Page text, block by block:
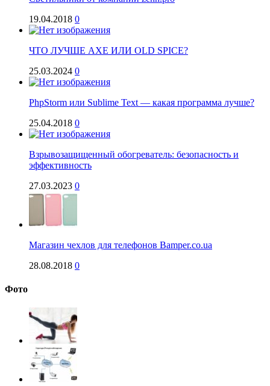
19.04.2018 0
ЧТО ЛУЧШЕ AXE ИЛИ OLD SPICE?
25.03.2024 0
PhpStorm или Sublime Text — какая программа лучше?
25.04.2018 0
Взрывозащищенный обогреватель: безопасность и
эффективность
27.03.2023 0
Магазин чехлов для телефонов Bamper.co.ua
28.08.2018 0
Фото